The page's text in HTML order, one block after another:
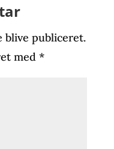
blive publiceret.
med *